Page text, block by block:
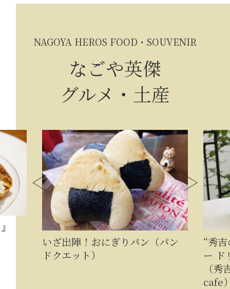
NAGOYA HEROS FOOD・SOUVENIR
なごや英傑
グルメ・土産
いざ出陣！おにぎりパン（パン
ドクエット）
“秀
ー ド
（
cafe